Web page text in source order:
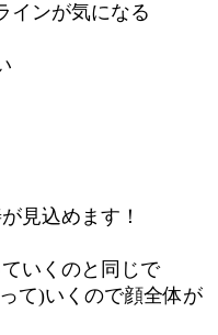
インが気になる
見込めます！
いくのと同じで
)いくので顔全体が